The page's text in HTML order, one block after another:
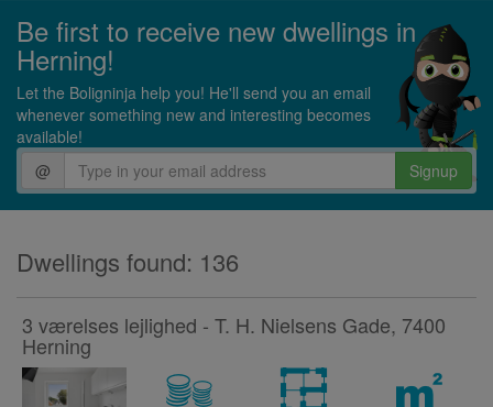
Be first to receive new dwellings in
Herning!
Let the Boligninja help you! He'll send you an email
whenever something new and interesting becomes
available!
@
Signup
Dwellings found: 136
3 værelses lejlighed - T. H. Nielsens Gade, 7400
Herning